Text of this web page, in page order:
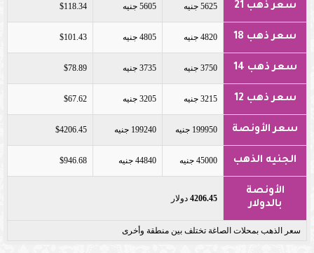
سعر ذهب 21 5625 جنيه 5605 جنيه $118.34
سعر ذهب 18 4820 جنيه 4805 جنيه $101.43
سعر ذهب 14 3750 جنيه 3735 جنيه $78.89
سعر ذهب 12 3215 جنيه 3205 جنيه $67.62
سعر الأونصة 199950 جنيه 199240 جنيه $4206.45
الجنيه الذهب 45000 جنيه 44840 جنيه $946.68
الأونصة
بالدولار
4206.45 دولار
سعر الذهب بمحلات الصاغة تختلف بين منطقة وأخرى